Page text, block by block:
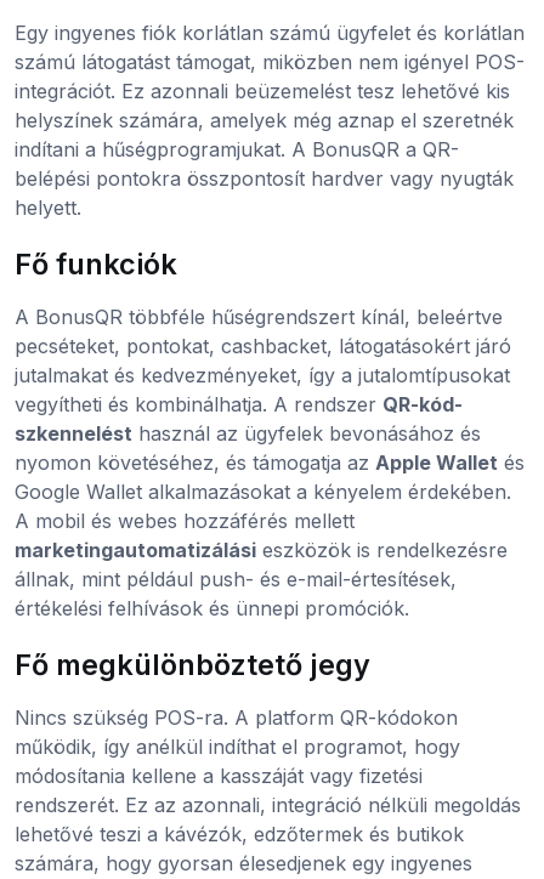
Egy ingyenes fiók korlátlan számú ügyfelet és korlátlan
számú látogatást támogat, miközben nem igényel POS-
integrációt. Ez azonnali beüzemelést tesz lehetővé kis
helyszínek számára, amelyek még aznap el szeretnék
indítani a hűségprogramjukat. A BonusQR a QR-
belépési pontokra összpontosít hardver vagy nyugták
helyett.
Fő funkciók
A BonusQR többféle hűségrendszert kínál, beleértve
pecséteket, pontokat, cashbacket, látogatásokért járó
jutalmakat és kedvezményeket, így a jutalomtípusokat
vegyítheti és kombinálhatja. A rendszer QR-kód-
szkennelést használ az ügyfelek bevonásához és
nyomon követéséhez, és támogatja az Apple Wallet és
Google Wallet alkalmazásokat a kényelem érdekében.
A mobil és webes hozzáférés mellett
marketingautomatizálási eszközök is rendelkezésre
állnak, mint például push- és e-mail-értesítések,
értékelési felhívások és ünnepi promóciók.
Fő megkülönböztető jegy
Nincs szükség POS-ra. A platform QR-kódokon
működik, így anélkül indíthat el programot, hogy
módosítania kellene a kasszáját vagy fizetési
rendszerét. Ez az azonnali, integráció nélküli megoldás
lehetővé teszi a kávézók, edzőtermek és butikok
számára, hogy gyorsan élesedjenek egy ingyenes